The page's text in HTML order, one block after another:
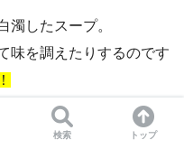
濁したスープ。
味を調えたりするのです
カラダに良いエキスが溶け
検索 トップ